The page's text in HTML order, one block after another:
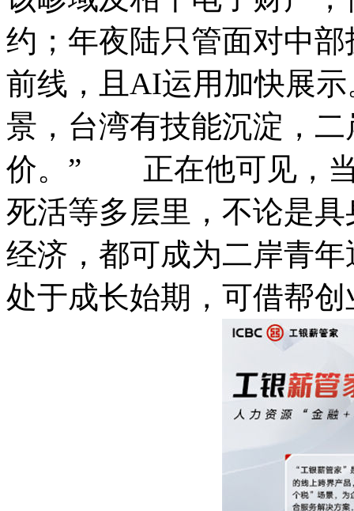
约；年夜陆只管面对中
前线，且AI运用加快展
景，台湾有技能沉淀，
价。” 正在他可见，当
死活等多层里，不论是
经济，都可成为二岸青
处于成长始期，可借帮